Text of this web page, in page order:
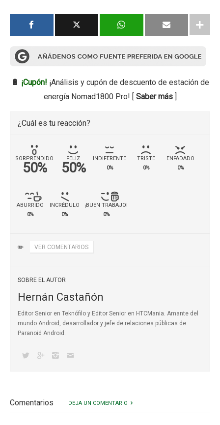
🔋 ¡Cupón! ¡Análisis y cupón de descuento de estación de
energía Nomad1800 Pro! [ Saber más]
¿Cuál es tu reacción?
SORPRENDIDO
50%
FELIZ
50%
INDIFERENTE
0%
TRISTE
0%
ENFADADO
0%
ABURRIDO
0%
INCRÉDULO
0%
¡BUEN TRABAJO!
0%
✏️ VER COMENTARIOS
SOBRE EL AUTOR
Hernán Castañón
Editor Senior en Teknófilo y Editor Senior en HTCMania. Amante del
mundo Android, desarrollador y jefe de relaciones públicas de
Paranoid Android.
Comentarios DEJA UN COMENTARIO